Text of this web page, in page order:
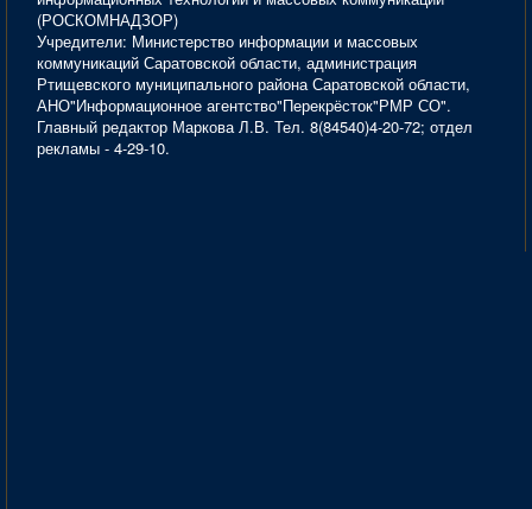
(РОСКОМНАДЗОР)
Учредители: Министерство информации и массовых
коммуникаций Саратовской области, администрация
Ртищевского муниципального района Саратовской области,
АНО"Информационное агентство"Перекрёсток"РМР СО".
Главный редактор Маркова Л.В. Тел. 8(84540)4-20-72; отдел
рекламы - 4-29-10.